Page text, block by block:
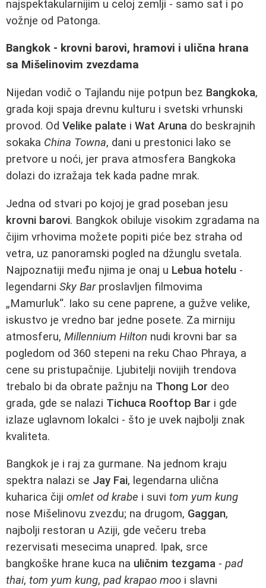
najspektakularnijim u celoj zemlji - samo sat i po
vožnje od Patonga.
Bangkok - krovni barovi, hramovi i ulična hrana
sa Mišelinovim zvezdama
Nijedan vodič o Tajlandu nije potpun bez Bangkoka,
grada koji spaja drevnu kulturu i svetski vrhunski
provod. Od Velike palate i Wat Aruna do beskrajnih
sokaka China Towna, dani u prestonici lako se
pretvore u noći, jer prava atmosfera Bangkoka
dolazi do izražaja tek kada padne mrak.
Jedna od stvari po kojoj je grad poseban jesu
krovni barovi. Bangkok obiluje visokim zgradama na
čijim vrhovima možete popiti piće bez straha od
vetra, uz panoramski pogled na džunglu svetala.
Najpoznatiji među njima je onaj u Lebua hotelu -
legendarni Sky Barproslavljen filmovima
„Mamurluk“. Iako su cene paprene, a gužve velike,
iskustvo je vredno bar jedne posete. Za mirniju
atmosferu, Millennium Hilton nudi krovni bar sa
pogledom od 360 stepeni na reku Chao Phraya, a
cene su pristupačnije. Ljubitelji novijih trendova
trebalo bi da obrate pažnju na Thong Lor deo
grada, gde se nalazi Tichuca Rooftop Bar i gde
izlaze uglavnom lokalci - što je uvek najbolji znak
kvaliteta.
Bangkok je i raj za gurmane. Na jednom kraju
spektra nalazi se Jay Fai, legendarna ulična
kuharica čiji omlet od krabe i suvi tom yum kung
nose Mišelinovu zvezdu; na drugom, Gaggan,
najbolji restoran u Aziji, gde večeru treba
rezervisati mesecima unapred. Ipak, srce
bangkoške hrane kuca na uličnim tezgama - pad
thai, tom yum kung, pad krapao moo i slavni